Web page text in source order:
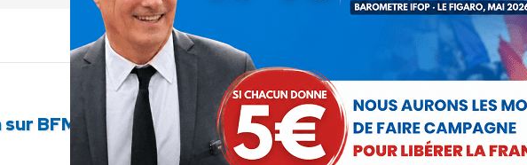
BFMTV
SUIVANT
Article
suivant
Nicolas Dupont Aignan sur Sud Radio
27/03/2022